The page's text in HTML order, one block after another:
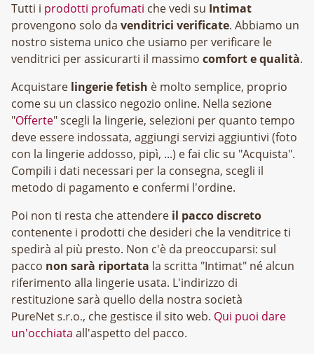
Tutti i prodotti profumati che vedi su Intimat
provengono solo da venditrici verificate. Abbiamo un
nostro sistema unico che usiamo per verificare le
venditrici per assicurarti il massimo comfort e qualità.
Acquistare lingerie fetish è molto semplice, proprio
come su un classico negozio online. Nella sezione
"Offerte" scegli la lingerie, selezioni per quanto tempo
deve essere indossata, aggiungi servizi aggiuntivi (foto
con la lingerie addosso, pipì, ...) e fai clic su "Acquista".
Compili i dati necessari per la consegna, scegli il
metodo di pagamento e confermi l'ordine.
Poi non ti resta che attendere il pacco discreto
contenente i prodotti che desideri che la venditrice ti
spedirà al più presto. Non c'è da preoccuparsi: sul
pacco non sarà riportata la scritta "Intimat" né alcun
riferimento alla lingerie usata. L'indirizzo di
restituzione sarà quello della nostra società
, che gestisce il sito web. Qui puoi dare
un'occhiata all'aspetto del pacco.